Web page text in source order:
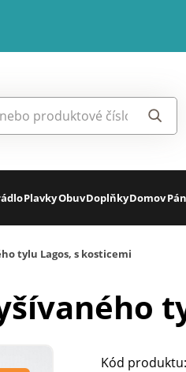
PlavkyObuvDoplňkyDomov
tylu Lagos, s kosticemi
Kód produktu: